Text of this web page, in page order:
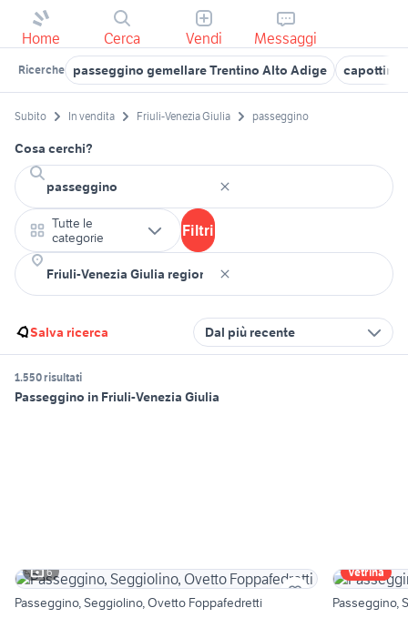
Home Cerca Vendi Messaggi
Ricerche passeggino gemellare Trentino Alto Adige capottina
Subito In vendita Friuli-Venezia Giulia passeggino
Cosa cerchi?
Tutte le
categorie
Filtri
Salva ricerca Dal più recente
1.550 risultati
Passeggino in Friuli-Venezia Giulia
6
Passeggino, Seggiolino, Ovetto Foppafedretti
Vetrina
Passeggino,